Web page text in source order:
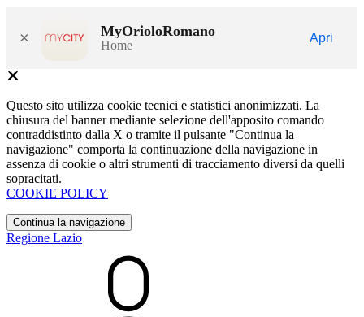
× MyOrioloRomano
Home
Apri
Questo sito utilizza cookie tecnici e statistici anonimizzati. La
chiusura del banner mediante selezione dell'apposito comando
contraddistinto dalla X o tramite il pulsante "Continua la
navigazione" comporta la continuazione della navigazione in
assenza di cookie o altri strumenti di tracciamento diversi da quelli
sopracitati.
COOKIE POLICY
Continua la navigazione
Regione Lazio